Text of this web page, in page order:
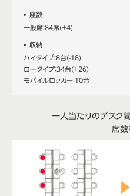
座数
一般席：84席(+4)
収納
ハイタイプ：8台(-18)
ロータイプ：34台(+26)
モバイルロッカー：10台
一人当たりのデスク
席数